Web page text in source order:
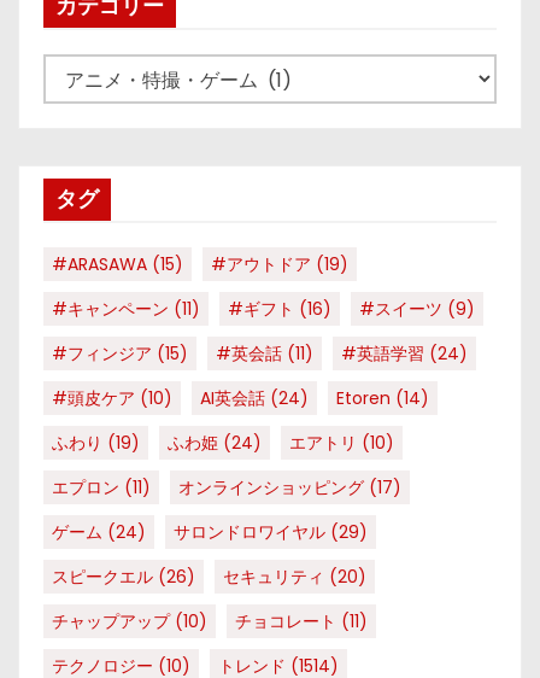
カテゴリー
テ
ータグ
#ARASAWA (15) #アウトドア (19)
#キャンペーン (11) #ギフト (16) #スイーツ (9)
#フィンジア (15) #英会話 (11) #英語学習 (24)
#頭皮ケア (10) AI英会話 (24) Etoren (14)
ふわり (19) ふわ姫 (24) エアトリ (10)
エプロン (11) オンラインショッピング (17)
ゲーム (24) サロンドロワイヤル (29)
スピークエル (26) セキュリティ (20)
チャップアップ(10) チョコレート (11)
テクノロジー (10) トレンド (1514)